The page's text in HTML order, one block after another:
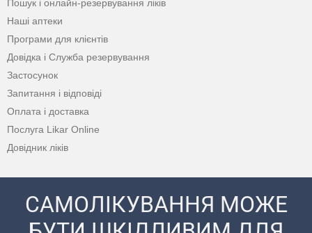
Пошук і онлайн-резервування ліків
Наші аптеки
Програми для клієнтів
Довідка і Служба резервування
Застосунок
Запитання і відповіді
Оплата і доставка
Послуга Likar Online
Довідник ліків
САМОЛІКУВАННЯ МОЖЕ